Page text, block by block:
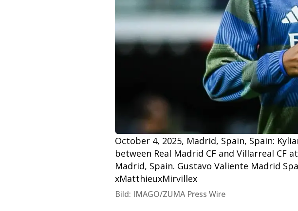
October 4, 2025, Madrid, Spain, Spain:
between Real Madrid CF and Villarreal CF
Madrid, Spain. Gustavo Valiente Madrid
xMatthieuxMirvillex
Bild: IMAGO/ZUMA Press Wire